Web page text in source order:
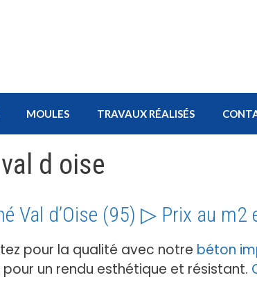
MOULES TRAVAUX RÉALISÉS
d oise
Val d’Oise (95) ▷ Prix au m2
pour la qualité avec notre béton
un rendu esthétique et résistant.